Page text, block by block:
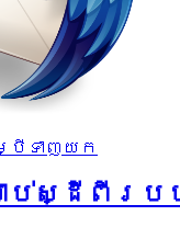
បីទាញយក
បាប់ស្ដីពីរប